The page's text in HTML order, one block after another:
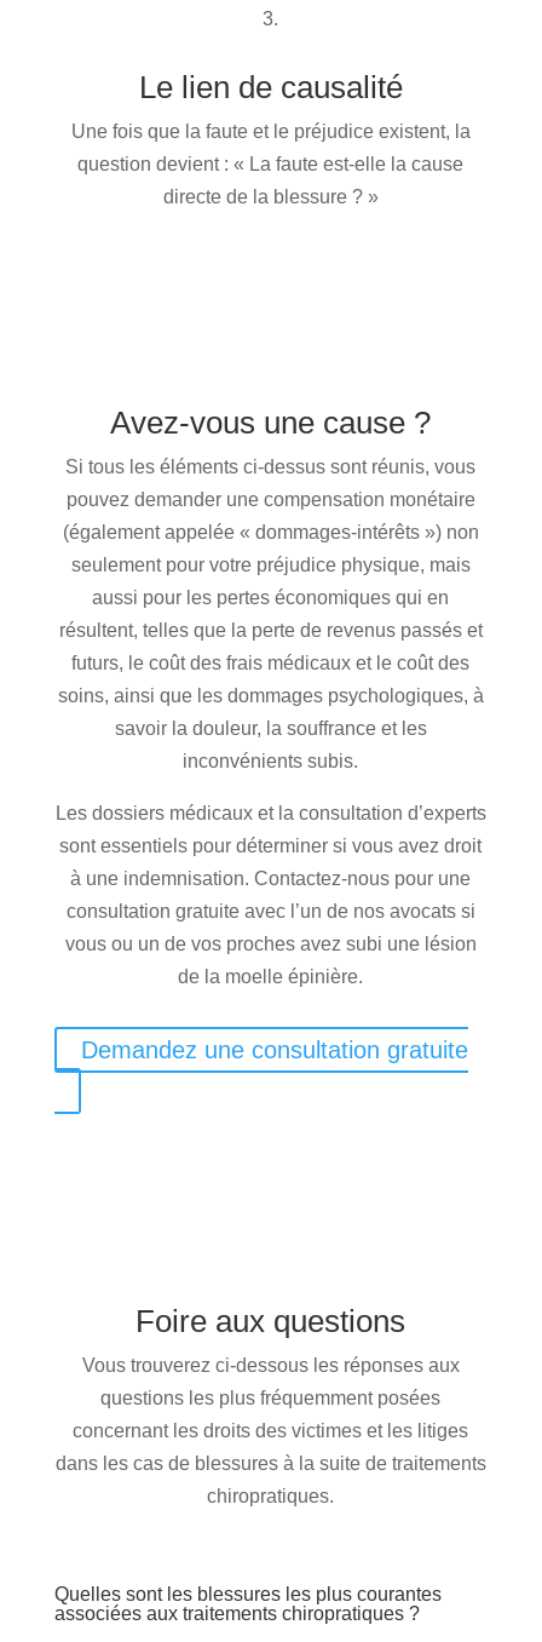
3.
Le lien de causalité
Une fois que la faute et le préjudice existent, la
question devient : « La faute est-elle la cause
directe de la blessure ? »
Avez-vous une cause ?
Si tous les éléments ci-dessus sont réunis, vous
pouvez demander une compensation monétaire
(également appelée « dommages-intérêts ») non
seulement pour votre préjudice physique, mais
aussi pour les pertes économiques qui en
résultent, telles que la perte de revenus passés et
futurs, le coût des frais médicaux et le coût des
soins, ainsi que les dommages psychologiques, à
savoir la douleur, la souffrance et les
inconvénients subis.
Les dossiers médicaux et la consultation d’experts
sont essentiels pour déterminer si vous avez droit
à une indemnisation. Contactez-nous pour une
consultation gratuite avec l’un de nos avocats si
vous ou un de vos proches avez subi une lésion
de la moelle épinière.
Demandez une consultation gratuite
Foire aux questions
Vous trouverez ci-dessous les réponses aux
questions les plus fréquemment posées
concernant les droits des victimes et les litiges
dans les cas de blessures à la suite de traitements
chiropratiques.
Quelles sont les blessures les plus courantes
associées aux traitements chiropratiques ?